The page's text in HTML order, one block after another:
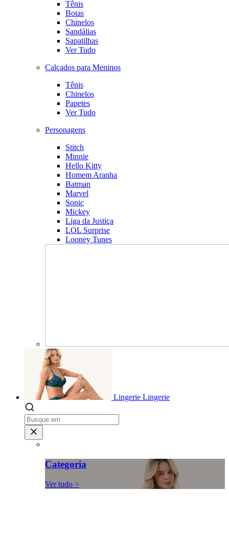
Tênis
Botas
Chinelos
Sandálias
Sapatilhas
Ver Tudo
Calçados para Meninos
Tênis
Chinelos
Papetes
Ver Tudo
Personagens
Stitch
Minnie
Hello Kitty
Homem Aranha
Batman
Marvel
Sonic
Mickey
Liga da Justiça
LOL Surprise
Looney Tunes
Lingerie Lingerie
Categoria
Ver tudo >